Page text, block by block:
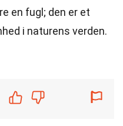
en fugl; den er et
i naturens verden.